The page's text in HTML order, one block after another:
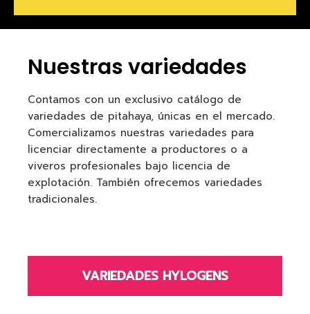
Nuestras variedades
Contamos con un exclusivo catálogo de
variedades de pitahaya, únicas en el mercado.
Comercializamos nuestras variedades para
licenciar directamente a productores o a
viveros profesionales bajo licencia de
explotación. También ofrecemos variedades
tradicionales.
VARIEDADES HYLOGENS